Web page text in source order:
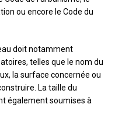
ou encore le Code du
doit notamment
telles que le nom du
la surface concernée ou
La taille du
également soumises à